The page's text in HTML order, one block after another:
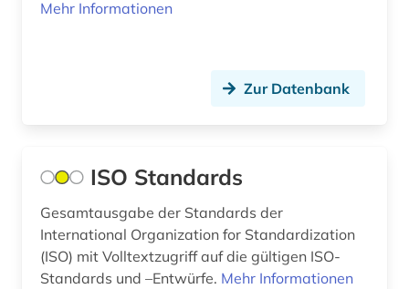
arbeiterbewegung (5)
arbeiterin (1)
arbeitnehmerschutz (1)
Mehr Informationen
Zur Datenbank
ISO Standards
Gesamtausgabe der Standards der
International Organization for Standardization
(ISO) mit Volltextzugriff auf die gültigen ISO-
Standards und –Entwürfe. Mehr Informationen